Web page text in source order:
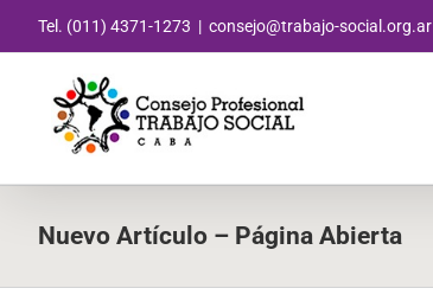
Tel. (011) 4371-1273 | consejo@trabajo-social.org.ar
Nuevo Artículo – Página Abierta